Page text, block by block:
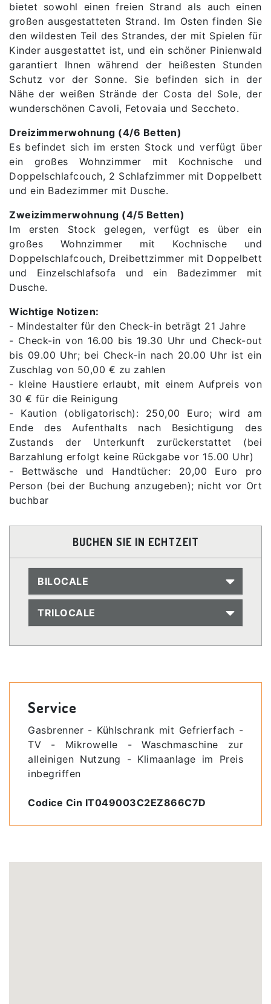
bietet sowohl einen freien Strand als auch einen
großen ausgestatteten Strand. Im Osten finden Sie
den wildesten Teil des Strandes, der mit Spielen für
Kinder ausgestattet ist, und ein schöner Pinienwald
garantiert Ihnen während der heißesten Stunden
Schutz vor der Sonne. Sie befinden sich in der
Nähe der weißen Strände der Costa del Sole, der
wunderschönen Cavoli, Fetovaia und Seccheto.
Dreizimmerwohnung (4/6 Betten)
Es befindet sich im ersten Stock und verfügt über
ein großes Wohnzimmer mit Kochnische und
Doppelschlafcouch, 2 Schlafzimmer mit Doppelbett
und ein Badezimmer mit Dusche.
Zweizimmerwohnung (4/5 Betten)
Im ersten Stock gelegen, verfügt es über ein
großes Wohnzimmer mit Kochnische und
Doppelschlafcouch, Dreibettzimmer mit Doppelbett
und Einzelschlafsofa und ein Badezimmer mit
Dusche.
Wichtige Notizen:
- Mindestalter für den Check-in beträgt 21 Jahre
- Check-in von 16.00 bis 19.30 Uhr und Check-out
bis 09.00 Uhr; bei Check-in nach 20.00 Uhr ist ein
Zuschlag von 50,00 € zu zahlen
- kleine Haustiere erlaubt, mit einem Aufpreis von
30 € für die Reinigung
- Kaution (obligatorisch): 250,00 Euro; wird am
Ende des Aufenthalts nach Besichtigung des
Zustands der Unterkunft zurückerstattet (bei
Barzahlung erfolgt keine Rückgabe vor 15.00 Uhr)
- Bettwäsche und Handtücher: 20,00 Euro pro
Person (bei der Buchung anzugeben); nicht vor Ort
buchbar
BUCHEN SIE IN ECHTZEIT
BILOCALE
TRILOCALE
Service
Gasbrenner - Kühlschrank mit Gefrierfach -
TV - Mikrowelle - Waschmaschine zur
alleinigen Nutzung - Klimaanlage im Preis
inbegriffen
Codice Cin IT049003C2EZ866C7D